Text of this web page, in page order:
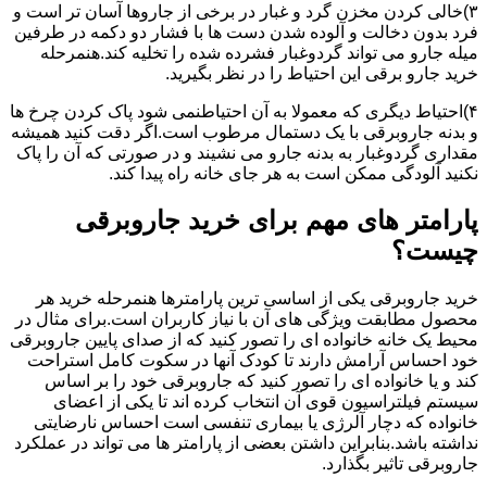
۳)خالی کردن مخزن گرد و غبار در برخی از جاروها آسان تر است و
فرد بدون دخالت و آلوده شدن دست ها با فشار دو دکمه در طرفین
میله جارو می تواند گردوغبار فشرده شده را تخلیه کند.هنمرحله
خرید جارو برقی این احتیاط را در نظر بگیرید.
۴)احتیاط دیگری که معمولا به آن احتیاطنمی شود پاک کردن چرخ ها
و بدنه جاروبرقی با یک دستمال مرطوب است.اگر دقت کنید همیشه
مقداری گردوغبار به بدنه جارو می نشیند و در صورتی که آن را پاک
نکنید آلودگی ممکن است به هر جای خانه راه پیدا کند.
پارامتر های مهم برای خرید جاروبرقی
چیست؟
خرید جاروبرقی یکی از اساسی ترین پارامترها هنمرحله خرید هر
محصول مطابقت ویژگی های آن با نیاز کاربران است.برای مثال در
محیط یک خانه خانواده ای را تصور کنید که از صدای پایین جاروبرقی
خود احساس آرامش دارند تا کودک آنها در سکوت کامل استراحت
کند و یا خانواده ای را تصور کنید که جاروبرقی خود را بر اساس
سیستم فیلتراسیون قوی آن انتخاب کرده اند تا یکی از اعضای
خانواده که دچار آلرژی یا بیماری تنفسی است احساس نارضایتی
نداشته باشد.بنابراین داشتن بعضی از پارامتر ها می تواند در عملکرد
جاروبرقی تاثیر بگذارد.